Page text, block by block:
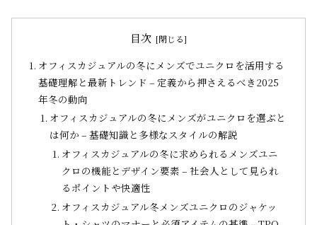
目次
オフィスカジュアルの冬にメンズでユニクロを活用する
基礎理解と最新トレンド – 定義から押さえるべき2025
年冬の動向
オフィスカジュアルの冬にメンズがユニクロを選ぶと
は何か – 基礎知識と多様なスタイルの解説
オフィスカジュアルの冬に求められるメンズユニ
クロの機能とデザイン要素 – 社会人として見られ
るポイントや快適性
オフィスカジュアル冬メンズユニクロのジャケッ